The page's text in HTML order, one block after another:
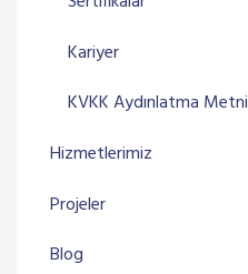
Kariyer
KVKK Aydınlatma Metni
Hizmetlerimiz
Projeler
Blog